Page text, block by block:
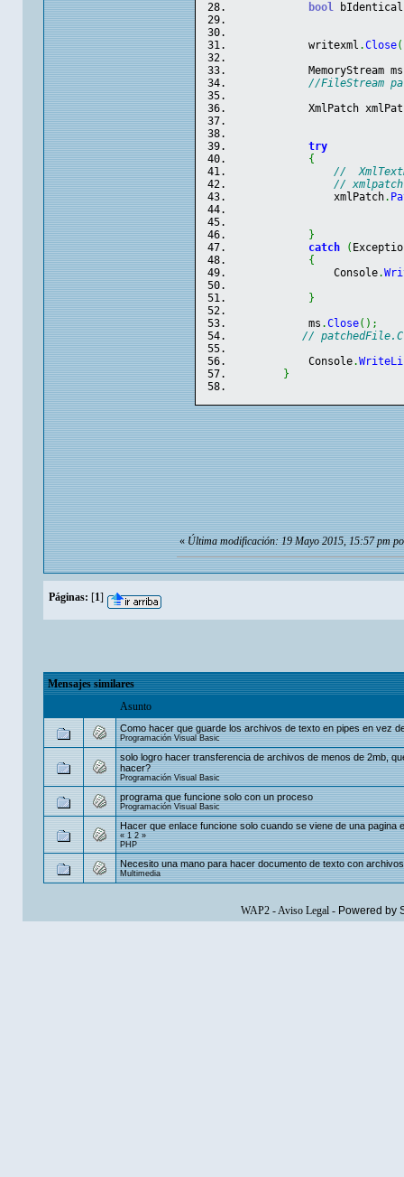
bool
writexml .Close(
MemoryStream
//FileStream
XmlPatch
try
{
//
//
xmlPatch.
}
catch
(
{
Console.
}
ms .Close( ) ;
//
Console.
}
«Última modificación: 19 Mayo 2015, 15:57 pm
Páginas: [1]
Mensajes similares
Asunto
Como hacer que guarde los archivos de texto en pipes en vez
Programación Visual Basic
solo logro hacer transferencia de archivos de menos de 2mb,
hacer?
Programación Visual Basic
programa que funcione solo con un proceso
Programación Visual Basic
Hacer que enlace funcione solo cuando se viene de una pagina
«1 2»
PHP
Necesito una mano para hacer documento de texto con
Multimedia
WAP2-Aviso Legal- Powered by